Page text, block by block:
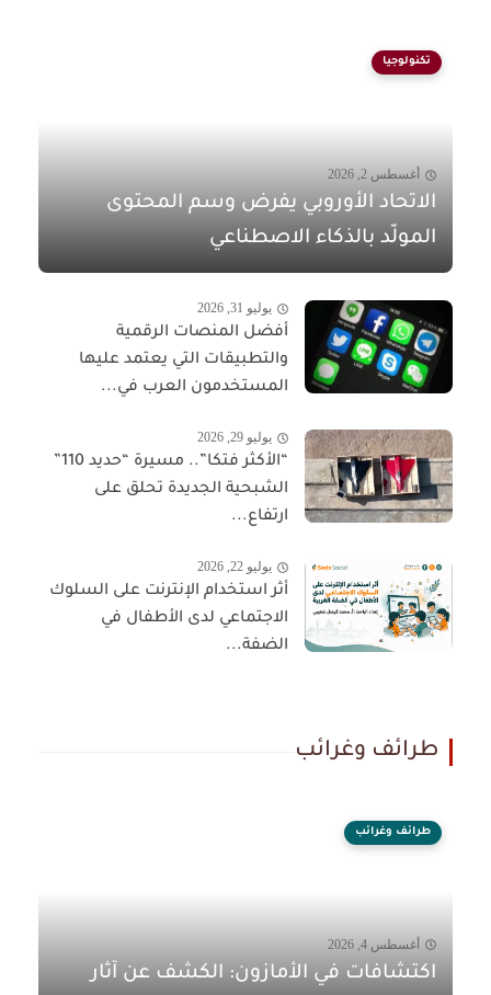
تكنولوجيا
أغسطس 2, 2026
الاتحاد الأوروبي يفرض وسم المحتوى
المولّد بالذكاء الاصطناعي
يوليو 31, 2026
أفضل المنصات الرقمية
والتطبيقات التي يعتمد عليها
المستخدمون العرب في...
يوليو 29, 2026
“الأكثر فتكا”.. مسيرة “حديد 110”
الشبحية الجديدة تحلق على
ارتفاع...
يوليو 22, 2026
أثر استخدام الإنترنت على السلوك
الاجتماعي لدى الأطفال في
الضفة...
طرائف وغرائب
طرائف وغرائب
أغسطس 4, 2026
اكتشافات في الأمازون: الكشف عن آثار